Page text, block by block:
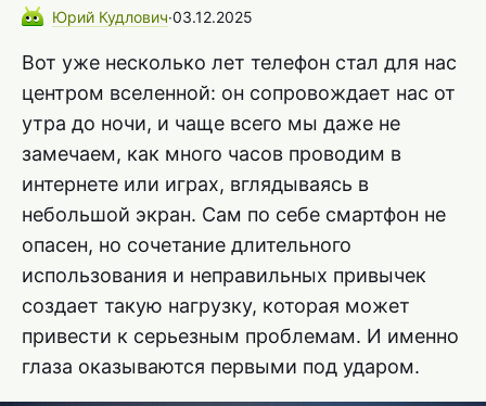
Юрий Кудлович∙03.12.2025
Вот уже несколько лет телефон стал для нас
центром вселенной: он сопровождает нас от
утра до ночи, и чаще всего мы даже не
замечаем, как много часов проводим в
интернете или играх, вглядываясь в
небольшой экран. Сам по себе смартфон не
опасен, но сочетание длительного
использования и неправильных привычек
создает такую нагрузку, которая может
привести к серьезным проблемам. И именно
глаза оказываются первыми под ударом.